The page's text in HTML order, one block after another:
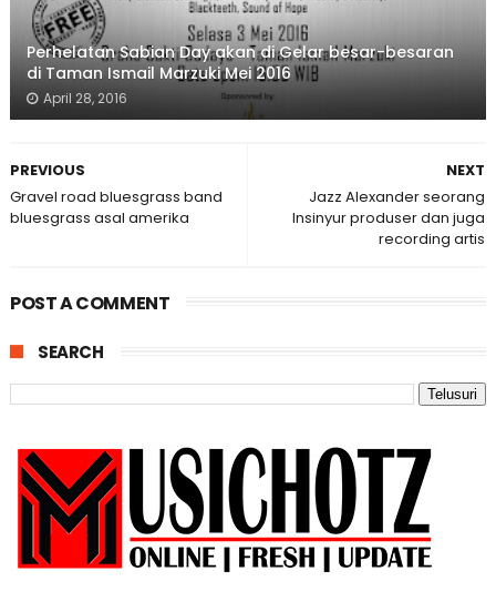
Perhelatan Sabian Day akan di Gelar besar-besaran
di Taman Ismail Marzuki Mei 2016
April 28, 2016
NEXT
Jazz Alexander seorang
Insinyur produser dan juga
recording artis
PREVIOUS
Gravel road bluesgrass band
bluesgrass asal amerika
POST A COMMENT
SEARCH